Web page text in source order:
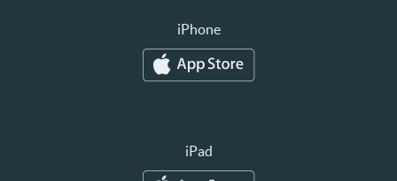
iPhone
iPad